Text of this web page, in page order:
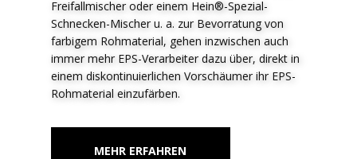
Freifallmischer oder einem Hein®-Spezial-
Schnecken-Mischer u. a. zur Bevorratung von
farbigem Rohmaterial, gehen inzwischen auch
immer mehr EPS-Verarbeiter dazu über, direkt in
einem diskontinuierlichen Vorschäumer ihr EPS-
Rohmaterial einzufärben.
MEHR ERFAHREN